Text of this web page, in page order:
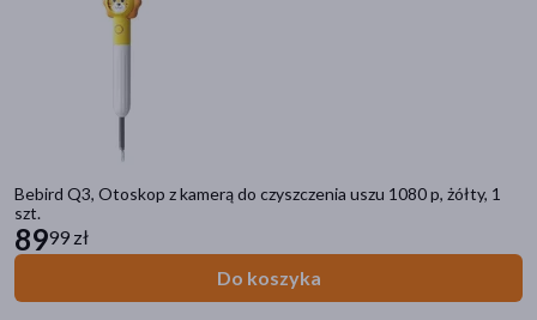
Bebird Q3, Otoskop z kamerą do czyszczenia uszu 1080 p, żółty, 1
szt.
8999 zł
Do koszyka